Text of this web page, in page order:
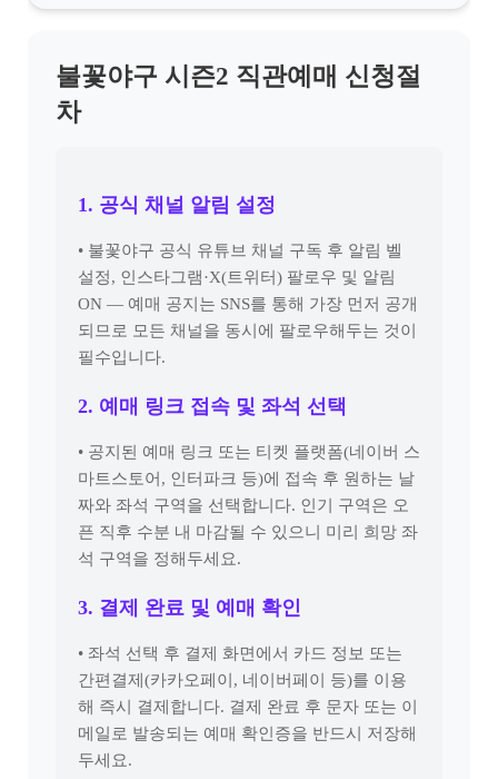
불꽃야구 시즌2 직관예매 신청절
차
1. 공식 채널 알림 설정
• 불꽃야구 공식 유튜브 채널 구독 후 알림 벨
설정, 인스타그램·X(트위터) 팔로우 및 알림
ON — 예매 공지는 SNS를 통해 가장 먼저 공개
되므로 모든 채널을 동시에 팔로우해두는 것이
필수입니다.
2. 예매 링크 접속 및 좌석 선택
• 공지된 예매 링크 또는 티켓 플랫폼(네이버 스
마트스토어, 인터파크 등)에 접속 후 원하는 날
짜와 좌석 구역을 선택합니다. 인기 구역은 오
픈 직후 수분 내 마감될 수 있으니 미리 희망 좌
석 구역을 정해두세요.
3. 결제 완료 및 예매 확인
• 좌석 선택 후 결제 화면에서 카드 정보 또는
간편결제(카카오페이, 네이버페이 등)를 이용
해 즉시 결제합니다. 결제 완료 후 문자 또는 이
메일로 발송되는 예매 확인증을 반드시 저장해
두세요.